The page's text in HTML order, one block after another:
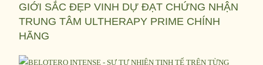
GIỚI SẮC ĐẸP VINH DỰ ĐẠT CHỨNG NHẬN
TRUNG TÂM ULTHERAPY PRIME CHÍNH
HÃNG